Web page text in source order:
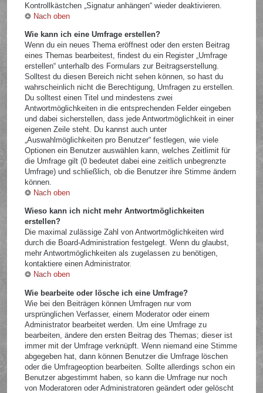
Kontrollkästchen „Signatur anhängen“ wieder deaktivieren.
Nach oben
Wie kann ich eine Umfrage erstellen?
Wenn du ein neues Thema eröffnest oder den ersten Beitrag
eines Themas bearbeitest, findest du ein Register „Umfrage
erstellen“ unterhalb des Formulars zur Beitragserstellung.
Solltest du diesen Bereich nicht sehen können, so hast du
wahrscheinlich nicht die Berechtigung, Umfragen zu erstellen.
Du solltest einen Titel und mindestens zwei
Antwortmöglichkeiten in die entsprechenden Felder eingeben
und dabei sicherstellen, dass jede Antwortmöglichkeit in einer
eigenen Zeile steht. Du kannst auch unter
„Auswahlmöglichkeiten pro Benutzer“ festlegen, wie viele
Optionen ein Benutzer auswählen kann, welches Zeitlimit für
die Umfrage gilt (0 bedeutet dabei eine zeitlich unbegrenzte
Umfrage) und schließlich, ob die Benutzer ihre Stimme ändern
können.
Nach oben
Wieso kann ich nicht mehr Antwortmöglichkeiten
erstellen?
Die maximal zulässige Zahl von Antwortmöglichkeiten wird
durch die Board-Administration festgelegt. Wenn du glaubst,
mehr Antwortmöglichkeiten als zugelassen zu benötigen,
kontaktiere einen Administrator.
Nach oben
Wie bearbeite oder lösche ich eine Umfrage?
Wie bei den Beiträgen können Umfragen nur vom
ursprünglichen Verfasser, einem Moderator oder einem
Administrator bearbeitet werden. Um eine Umfrage zu
bearbeiten, ändere den ersten Beitrag des Themas; dieser ist
immer mit der Umfrage verknüpft. Wenn niemand eine Stimme
abgegeben hat, dann können Benutzer die Umfrage löschen
oder die Umfrageoption bearbeiten. Sollte allerdings schon ein
Benutzer abgestimmt haben, so kann die Umfrage nur noch
von Moderatoren oder Administratoren geändert oder gelöscht